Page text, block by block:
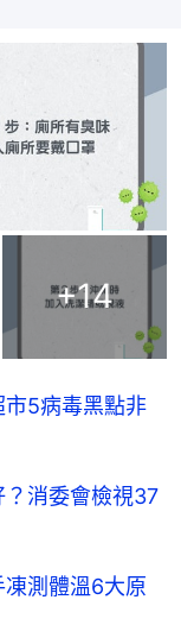
+14
5病毒黑點非
消委會檢視37
凍測體溫6大原